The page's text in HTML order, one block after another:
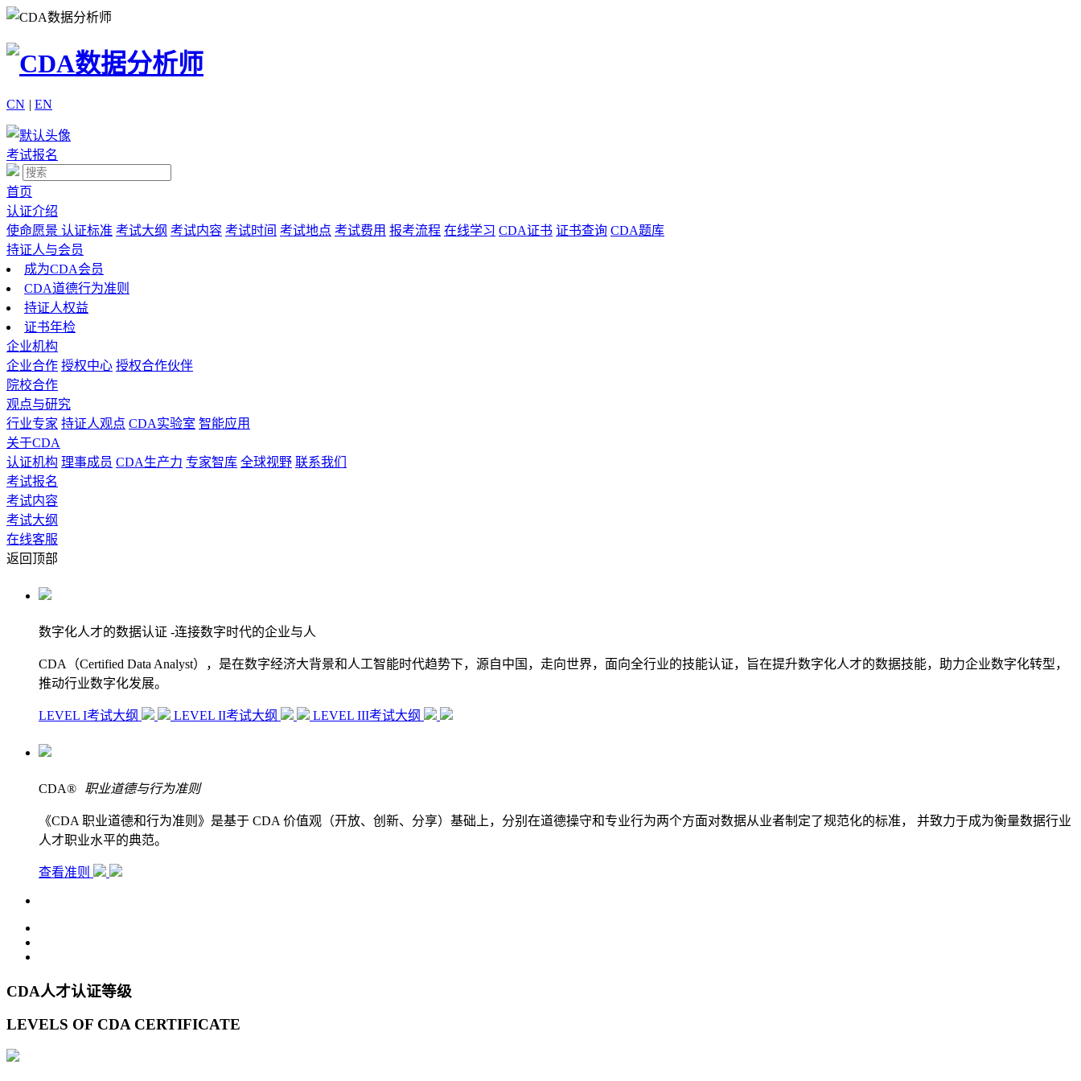
CN | EN
考试报名
首页
认证介绍
使命愿景 认证标准 考试大纲 考试内容 考试时间 考试地点 考试费用 报考流程 在线学习 CDA证书 证书查询 CDA题库
持证人与会员
成为CDA会员
CDA道德行为准则
持证人权益
证书年检
企业机构
企业合作 授权中心 授权合作伙伴
院校合作
观点与研究
行业专家 持证人观点 CDA实验室 智能应用
关于CDA
认证机构 理事成员 CDA生产力 专家智库 全球视野 联系我们
考试报名
考试内容
考试大纲
在线客服
返回顶部
数字化人才的数据认证 -连接数字时代的企业与人
CDA（Certified Data Analyst），是在数字经济大背景和人工智能时代趋势下，源自中国，走向世界，面向全行业的技能认证，旨在提升数字化人才的数据技能，助力企业数字化转型，
推动行业数字化发展。
LEVEL I考试大纲 LEVEL II考试大纲 LEVEL III考试大纲
CDA® 职业道德与行为准则
《CDA 职业道德和行为准则》是基于 CDA 价值观（开放、创新、分享）基础上，分别在道德操守和专业行为两个方面对数据从业者制定了规范化的标准， 并致力于成为衡量数据行业
人才职业水平的典范。
查看准则
CDA人才认证等级
LEVELS OF CDA CERTIFICATE